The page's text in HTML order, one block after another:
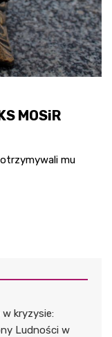
MOSiR
mu
kryzysie:
Ludności w